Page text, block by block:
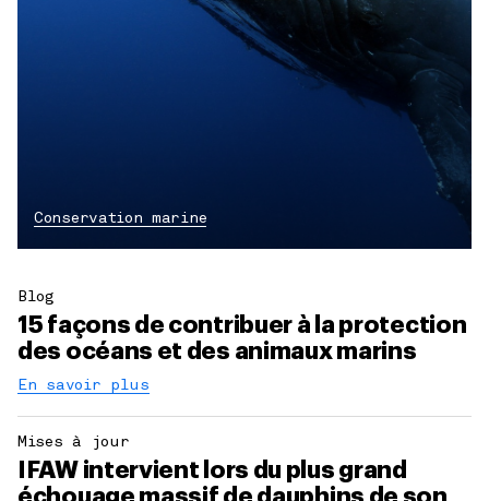
Conservation marine
Blog
15 façons de contribuer à la protection
des océans et des animaux marins
En savoir plus
Mises à jour
IFAW intervient lors du plus grand